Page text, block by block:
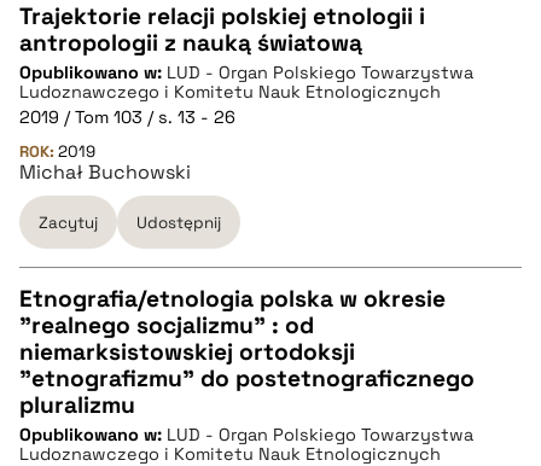
CZYSTY TEKST
pobierz cytat
BIBTEX
pobierz cytat
Trajektorie relacji polskiej etnologii i
antropologii z nauką światową
Opublikowano w: LUD - Organ Polskiego Towarzystwa
Ludoznawczego i Komitetu Nauk Etnologicznych
2019 / Tom 103 / s. 13 - 26
ROK: 2019
Michał Buchowski
Zacytuj Udostępnij
CZYSTY TEKST
pobierz cytat
Etnografia/etnologia polska w okresie
"realnego socjalizmu" : od
niemarksistowskiej ortodoksji
"etnografizmu" do postetnograficznego
pluralizmu
Opublikowano w: LUD - Organ Polskiego Towarzystwa
Ludoznawczego i Komitetu Nauk Etnologicznych